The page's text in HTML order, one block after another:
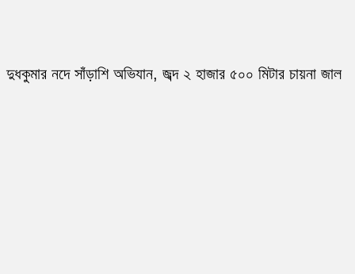
দুধকুমার নদে সাঁড়াশি অভিযান, জব্দ ২ হাজার ৫০০ মিটার চায়না জাল